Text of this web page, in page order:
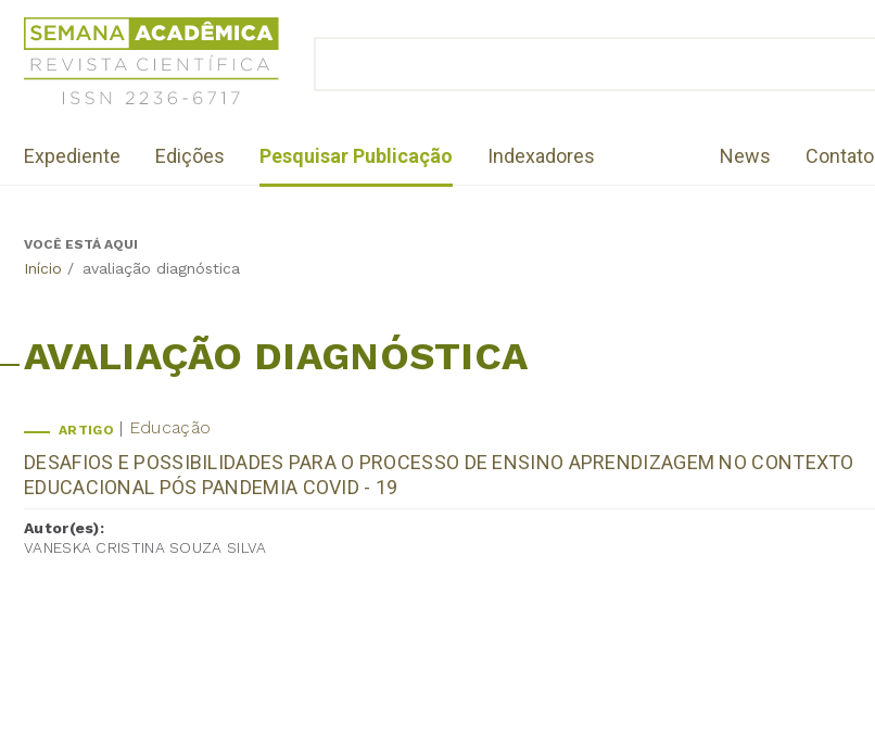
Jump
navigation
Revista
Científica
Semana
Acadêmica
2236-
Menu
institutional
Expediente Edições Pesquisar Publicação Indexadores News Contato
BackVOCÊ ESTÁ AQUI
Início / avaliação diagnóstica
AVALIAÇÃO DIAGNÓSTICA
ARTIGO Educação
DESAFIOS E POSSIBILIDADES PARA O PROCESSO DE ENSINO APRENDIZAGEM NO CONTEXTO
EDUCACIONAL PÓS PANDEMIA COVID - 19
Autor(es):
VANESKA CRISTINA SOUZA SILVA